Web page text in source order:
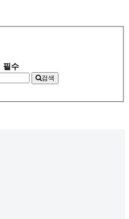
필수
검색